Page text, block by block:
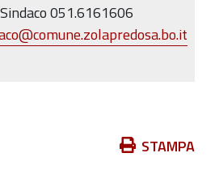
051.6161606
STAMPA